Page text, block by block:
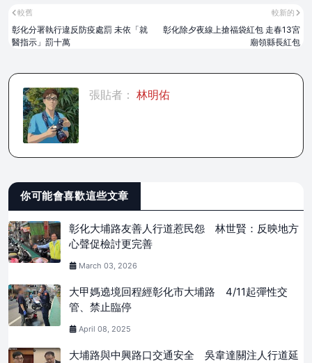
較新的
彰化除夕夜線上搶福袋紅包 走春13宮
廟領縣長紅包
較舊
彰化分署執行違反防疫處罰 未依「就
醫指示」罰十萬
張貼者： 林明佑
你可能會喜歡這些文章
彰化大埔路友善人行道惹民怨 林世賢：反映地方
心聲促檢討更完善
March 03, 2026
大甲媽遶境回程經彰化市大埔路 4/11起彈性交
管、禁止臨停
April 08, 2025
大埔路與中興路口交通安全 吳韋達關注人行道延